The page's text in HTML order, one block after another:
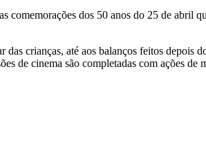
dos 50 anos do 25 de abril
crianças, até aos balanços feitos depois
de cinema são completadas com ações de